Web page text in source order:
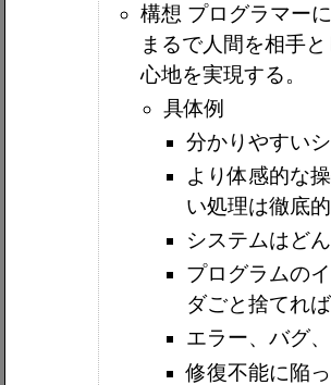
構想 プログラマー
まるで人間を相手
心地を実現する。
具体例
分かりやすい
より体感的な
い処理は徹底
システムはど
プログラムの
ダごと捨てれ
エラー、バグ
修復不能に陥